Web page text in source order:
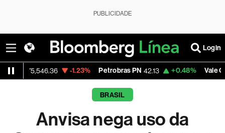
PUBLICIDADE
Login
-1.23% Petrobras PN 42.13 +0.48% Vale ON 75.39
BRASIL
Anvisa nega uso da